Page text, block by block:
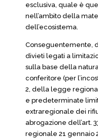
esclusiva, quale è
nell’ambito della
dell’ecosistema.
Conseguentemente,
divieti legati a
sulla base della
conferitore (per
2, della legge
e predeterminate
extraregionale dei
abrogazione dell’art.
regionale 21 gennaio